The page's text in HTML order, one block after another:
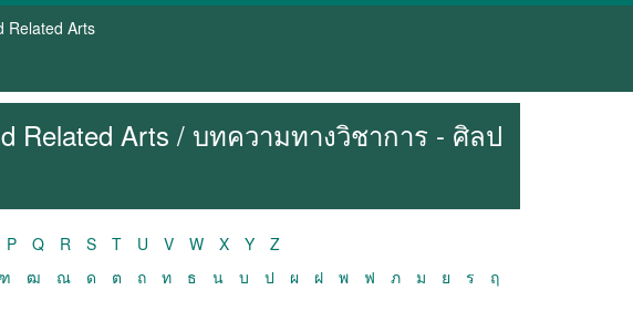
Related Arts
Related Arts / บทความทางวิชาการ - ศิลป
P Q R S T U V W X Y
Z
ฒ ณ ด ต ถ ท ธ น บ ป ผ ฝ พ ฟ ภ ม ย ร
ฤ